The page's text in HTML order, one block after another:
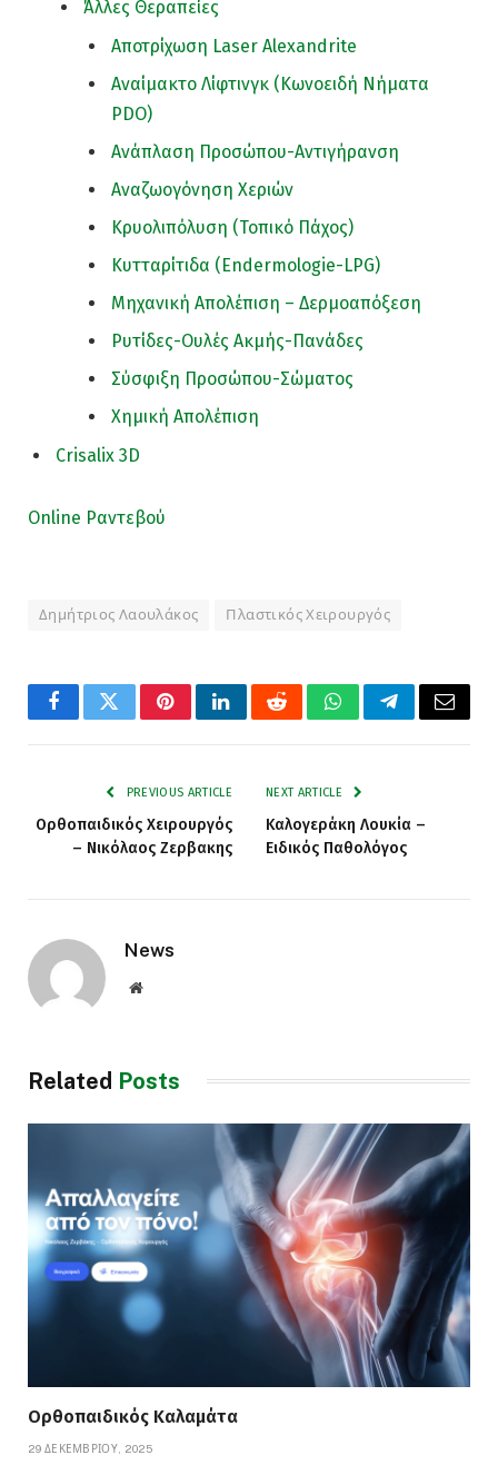
Άλλες Θεραπείες
Αποτρίχωση Laser Alexandrite
Αναίμακτο Λίφτινγκ (Κωνοειδή Νήματα
PDO)
Ανάπλαση Προσώπου-Αντιγήρανση
Αναζωογόνηση Χεριών
Κρυολιπόλυση (Τοπικό Πάχος)
Κυτταρίτιδα (Endermologie-LPG)
Μηχανική Απολέπιση – Δερμοαπόξεση
Ρυτίδες-Ουλές Ακμής-Πανάδες
Σύσφιξη Προσώπου-Σώματος
Χημική Απολέπιση
Crisalix 3D
Online Ραντεβού
Δημήτριος Λαουλάκος Πλαστικός Χειρουργός
FacebookTwitterPinterestLinkedInRedditWhatsAppTelegramEmail
PREVIOUS ARTICLE
Ορθοπαιδικός Χειρουργός
– Νικόλαος Ζερβακης
NEXT ARTICLE
Καλογεράκη Λουκία –
Ειδικός Παθολόγος
News
Website
Related Posts
Ορθοπαιδικός Καλαμάτα
29 ΔΕΚΕΜΒΡΊΟΥ, 2025